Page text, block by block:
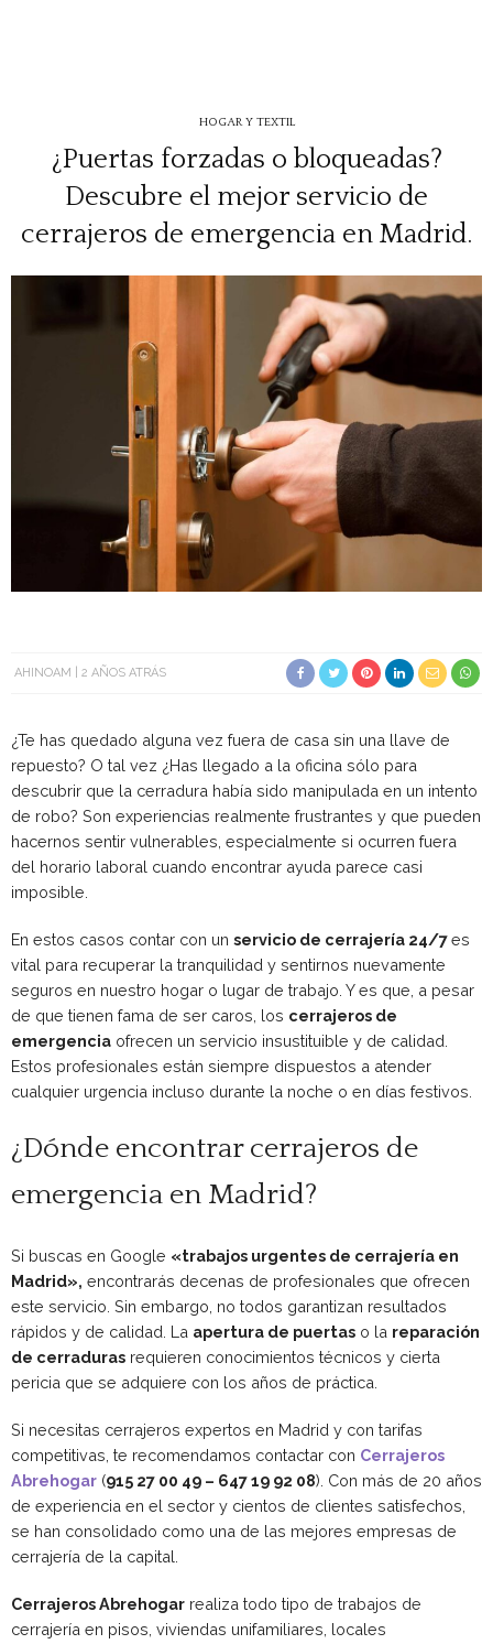
HOGAR Y TEXTIL
¿Puertas forzadas o bloqueadas?
Descubre el mejor servicio de
cerrajeros de emergencia en Madrid.
AHINOAM 2 AÑOS ATRÁS
¿Te has quedado alguna vez fuera de casa sin una llave de
repuesto? O tal vez ¿Has llegado a la oficina sólo para
descubrir que la cerradura había sido manipulada en un intento
de robo? Son experiencias realmente frustrantes y que pueden
hacernos sentir vulnerables, especialmente si ocurren fuera
del horario laboral cuando encontrar ayuda parece casi
imposible.
En estos casos contar con un servicio de cerrajería 24/7es
vital para recuperar la tranquilidad y sentirnos nuevamente
seguros en nuestro hogar o lugar de trabajo. Y es que, a pesar
de que tienen fama de ser caros, los cerrajeros de
emergencia ofrecen un servicio insustituible y de calidad.
Estos profesionales están siempre dispuestos a atender
cualquier urgencia incluso durante la noche o en días festivos.
¿Dónde encontrar cerrajeros de
emergencia en Madrid?
Si buscas en Google «trabajos urgentes de cerrajería en
Madrid», encontrarás decenas de profesionales que ofrecen
este servicio. Sin embargo, no todos garantizan resultados
rápidos y de calidad. La apertura de puertas o la reparación
de cerraduras requieren conocimientos técnicos y cierta
pericia que se adquiere con los años de práctica.
Si necesitas cerrajeros expertos en Madrid y con tarifas
competitivas, te recomendamos contactar con Cerrajeros
Abrehogar (915 27 00 49 – 647 19 92 08). Con más de 20 años
de experiencia en el sector y cientos de clientes satisfechos,
se han consolidado como una de las mejores empresas de
cerrajería de la capital.
Cerrajeros Abrehogar realiza todo tipo de trabajos de
cerrajería en pisos, viviendas unifamiliares, locales